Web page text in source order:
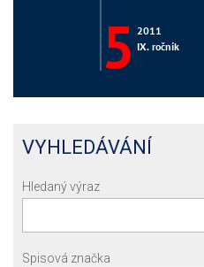
VYHLEDÁVÁNÍ
Hledaný výraz
Spisová značka